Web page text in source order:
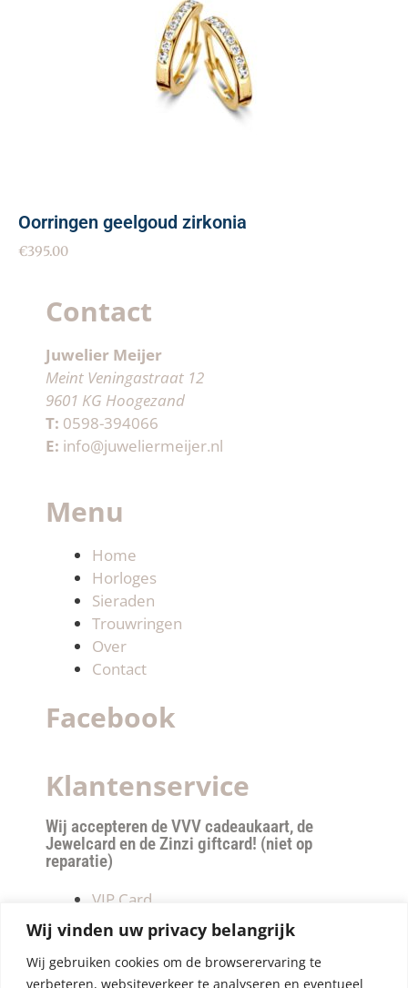
Wij vinden uw privacy belangrijk
Wij gebruiken cookies om de browserervaring te
verbeteren, websiteverkeer te analyseren en eventueel
Oorringen geelgoud zirkonia
€395.00
Contact
Juwelier Meijer
Meint Veningastraat 12
9601 KG Hoogezand
T: 0598-394066
E: info@juweliermeijer.nl
Menu
Home
Horloges
Sieraden
Trouwringen
Over
Contact
Facebook
Klantenservice
Wij accepteren de VVV cadeaukaart, de
Jewelcard en de Zinzi giftcard! (niet op
reparatie)
VIP Card
Retourneren
Betalen & verzendkosten
Privacy Policy